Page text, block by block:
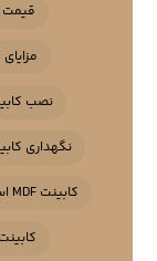
قیمت
نصب
نگهداری
کابینت MDF استوک